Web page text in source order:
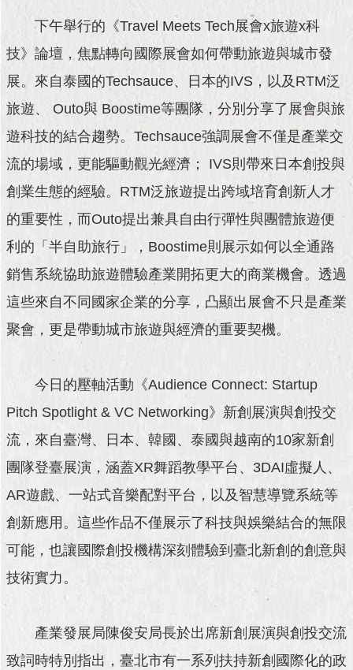
活
動
題
回
首
頁
站
導
覽
English
答
即
新
聞
清
雙
語
北
下午舉行的《Travel Meets Tech展會x旅遊x科
技》論壇，焦點轉向國際展會如何帶動旅遊與城市發
展。來自泰國的Techsauce、日本的IVS，以及RTM泛
旅遊、 Outo與 Boostime等團隊，分別分享了展會與旅
遊科技的結合趨勢。Techsauce強調展會不僅是產業交
流的場域，更能驅動觀光經濟； IVS則帶來日本創投與
創業生態的經驗。RTM泛旅遊提出跨域培育創新人才
的重要性，而Outo提出兼具自由行彈性與團體旅遊便
利的「半自助旅行」，Boostime則展示如何以全通路
銷售系統協助旅遊體驗產業開拓更大的商業機會。透過
這些來自不同國家企業的分享，凸顯出展會不只是產業
聚會，更是帶動城市旅遊與經濟的重要契機。
今日的壓軸活動《Audience Connect: Startup
Pitch Spotlight & VC Networking》新創展演與創投交
流，來自臺灣、日本、韓國、泰國與越南的10家新創
團隊登臺展演，涵蓋XR舞蹈教學平台、3DAI虛擬人、
AR遊戲、一站式音樂配對平台，以及智慧導覽系統等
創新應用。這些作品不僅展示了科技與娛樂結合的無限
可能，也讓國際創投機構深刻體驗到臺北新創的創意與
技術實力。
產業發展局陳俊安局長於出席新創展演與創投交流
致詞時特別指出，臺北市有一系列扶持新創國際化的政